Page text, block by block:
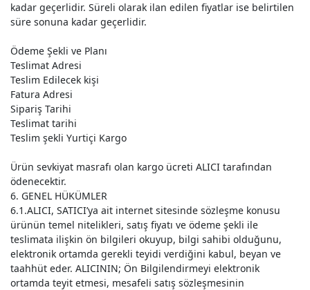
kadar geçerlidir. Süreli olarak ilan edilen fiyatlar ise belirtilen
süre sonuna kadar geçerlidir.
Ödeme Şekli ve Planı
Teslimat Adresi
Teslim Edilecek kişi
Fatura Adresi
Sipariş Tarihi
Teslimat tarihi
Teslim şekli Yurtiçi Kargo
Ürün sevkiyat masrafı olan kargo ücreti ALICI tarafından
ödenecektir.
6. GENEL HÜKÜMLER
6.1.ALICI, SATICI’ya ait internet sitesinde sözleşme konusu
ürünün temel nitelikleri, satış fiyatı ve ödeme şekli ile
teslimata ilişkin ön bilgileri okuyup, bilgi sahibi olduğunu,
elektronik ortamda gerekli teyidi verdiğini kabul, beyan ve
taahhüt eder. ALICININ; Ön Bilgilendirmeyi elektronik
ortamda teyit etmesi, mesafeli satış sözleşmesinin